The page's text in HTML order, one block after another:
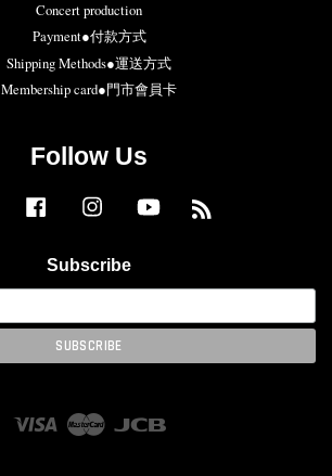
Concert production
Payment●付款方式
Shipping Methods●運送方式
Membership card●門市會員卡
Follow Us
Twitter Facebook Instagram YouTube
Subscribe
Visa Master